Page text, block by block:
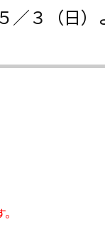
３（日）